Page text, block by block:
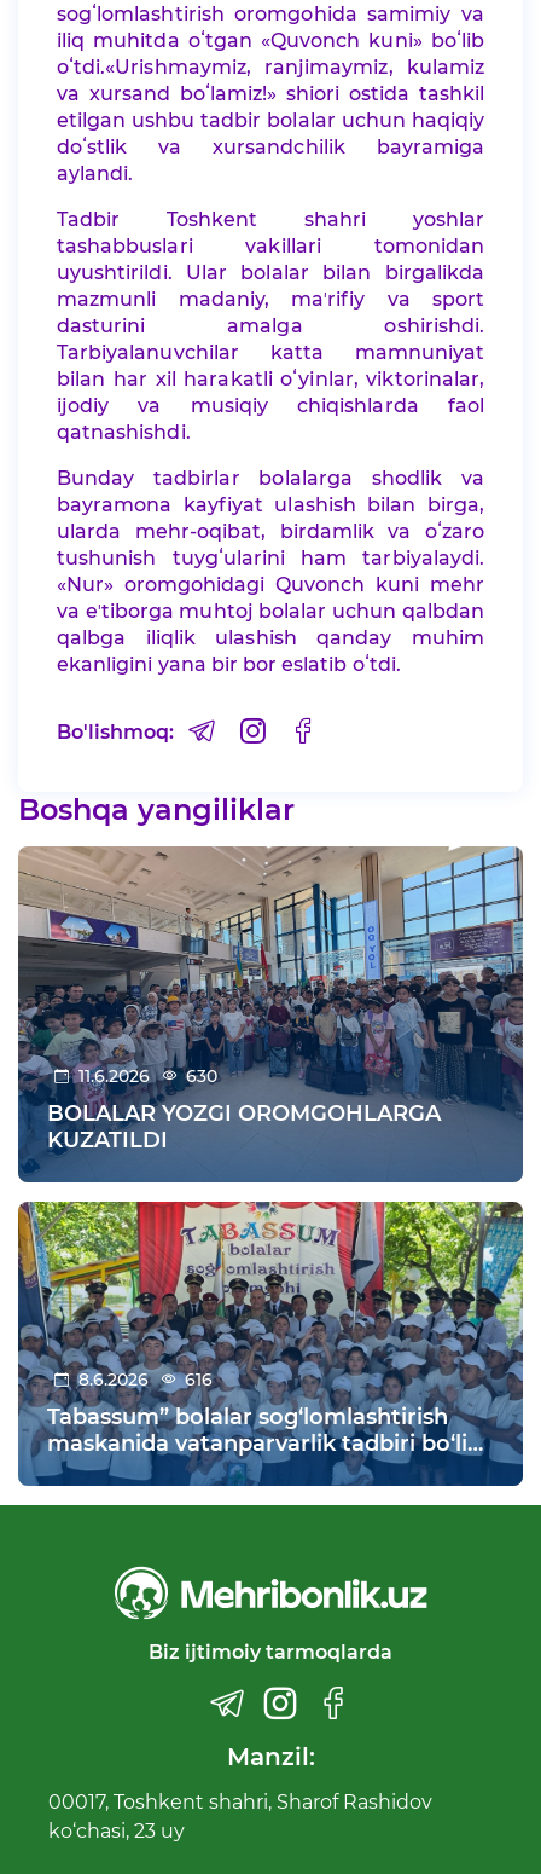
sogʻlomlashtirish oromgohida samimiy va
iliq muhitda oʻtgan «Quvonch kuni» boʻlib
oʻtdi.«Urishmaymiz, ranjimaymiz, kulamiz
va xursand boʻlamiz!» shiori ostida tashkil
etilgan ushbu tadbir bolalar uchun haqiqiy
doʻstlik va xursandchilik bayramiga
aylandi.
Tadbir Toshkent shahri yoshlar
tashabbuslari vakillari tomonidan
uyushtirildi. Ular bolalar bilan birgalikda
mazmunli madaniy, maʼrifiy va sport
dasturini amalga oshirishdi.
Tarbiyalanuvchilar katta mamnuniyat
bilan har xil harakatli oʻyinlar, viktorinalar,
ijodiy va musiqiy chiqishlarda faol
qatnashishdi.
Bunday tadbirlar bolalarga shodlik va
bayramona kayfiyat ulashish bilan birga,
ularda mehr-oqibat, birdamlik va oʻzaro
tushunish tuygʻularini ham tarbiyalaydi.
«Nur» oromgohidagi Quvonch kuni mehr
va eʼtiborga muhtoj bolalar uchun qalbdan
qalbga iliqlik ulashish qanday muhim
ekanligini yana bir bor eslatib oʻtdi.
Bo'lishmoq:
Boshqa yangiliklar
11.6.2026 630
BOLALAR YOZGI OROMGOHLARGA
KUZATILDI
8.6.2026 616
Tabassum” bolalar sog‘lomlashtirish
maskanida vatanparvarlik tadbiri bo‘lib
o‘tdi
Biz ijtimoiy tarmoqlarda
Manzil:
00017, Toshkent shahri, Sharof Rashidov
ko‘chasi, 23 uy